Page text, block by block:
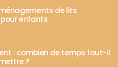
de lits
enfants
: combien de temps faut-il
?